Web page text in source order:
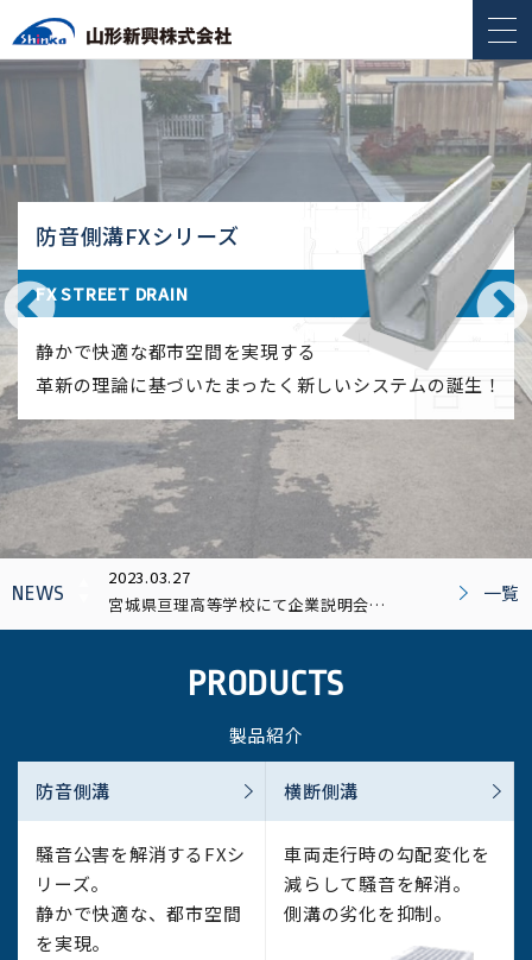
Previous
防音側溝FXシリーズ
FX STREET DRAIN
静かで快適な都市空間を実現する
革新の理論に基づいたまったく新しいシステムの誕生！
NEWS
2022.06.06
2023.03.27
宮城県亘理高等学校にて企業説明会…
新年あけましておめでとうございます…
宮城工場新築工事の地鎮祭を開催…
2022.06.07
宮城県、亘理町と立地協定を締結…
2022.06.06
一覧
PRODUCTS
製品紹介
防音側溝
騒音公害を解消するFXシ
リーズ。
静かで快適な、都市空間
を実現。
横断側溝
車両走行時の勾配変化を
減らして騒音を解消。
側溝の劣化を抑制。